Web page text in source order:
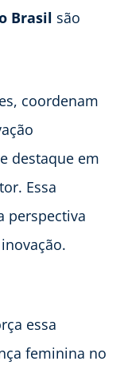
Brasil são
coordenam
destaque em
Essa
perspectiva
essa
feminina no